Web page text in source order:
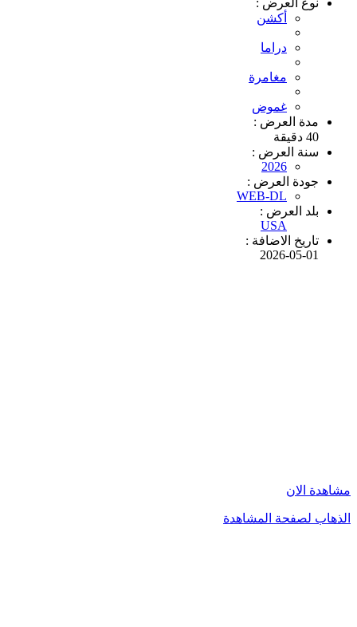
نوع العرض :
أكشن
دراما
مغامرة
غموض
مدة العرض :
40 دقيقة
سنة العرض :
2026
جودة العرض :
WEB-DL
بلد العرض :
USA
تاريخ الاضافة :
2026-05-01
مشاهدة الان
الذهاب لصفحة المشاهدة